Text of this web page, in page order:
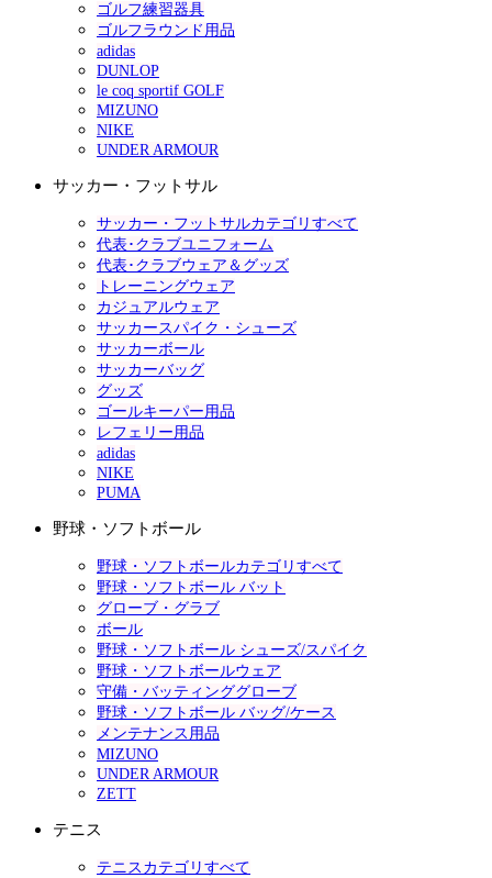
ゴルフ練習器具
ゴルフラウンド用品
adidas
DUNLOP
le coq sportif GOLF
MIZUNO
NIKE
UNDER ARMOUR
サッカー・フットサル
サッカー・フットサルカテゴリすべて
代表･クラブユニフォーム
代表･クラブウェア＆グッズ
トレーニングウェア
カジュアルウェア
サッカースパイク・シューズ
サッカーボール
サッカーバッグ
グッズ
ゴールキーパー用品
レフェリー用品
adidas
NIKE
PUMA
野球・ソフトボール
野球・ソフトボールカテゴリすべて
野球・ソフトボール バット
グローブ・グラブ
ボール
野球・ソフトボール シューズ/スパイク
野球・ソフトボールウェア
守備・バッティンググローブ
野球・ソフトボール バッグ/ケース
メンテナンス用品
MIZUNO
UNDER ARMOUR
ZETT
テニス
テニスカテゴリすべて